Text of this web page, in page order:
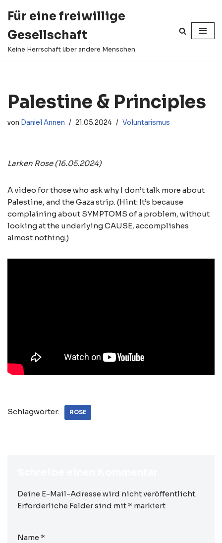
Inhalt
springen
Für eine freiwillige
Gesellschaft
Keine Herrschaft über andere Menschen
Palestine & Principles
von Daniel Annen 21.05.2024 Voluntarismus
Larken Rose (16.05.2024)
A video for those who ask why I don’t talk more about
Palestine, and the Gaza strip. (Hint: It’s because
complaining about SYMPTOMS of a problem, without
looking at the underlying CAUSE, accomplishes
almost nothing.)
Schlagwörter: ROSE
Deine E-Mail-Adresse wird nicht veröffentlicht.
Erforderliche Felder sind mit * markiert
Name *